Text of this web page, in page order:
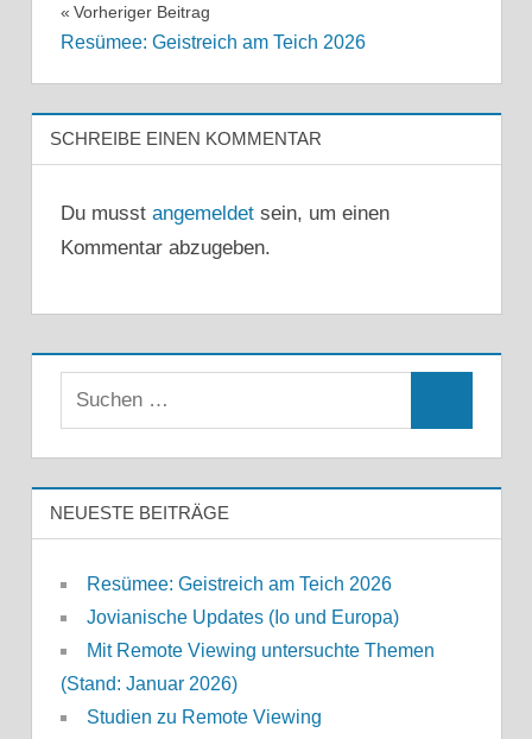
Beitragsnavigation
Vorheriger Beitrag
Resümee: Geistreich am Teich 2026
SCHREIBE EINEN KOMMENTAR
Du musst angemeldetsein, um einen
Kommentar abzugeben.
NEUESTE BEITRÄGE
Resümee: Geistreich am Teich 2026
Jovianische Updates (Io und Europa)
Mit Remote Viewing untersuchte Themen
(Stand: Januar 2026)
Studien zu Remote Viewing